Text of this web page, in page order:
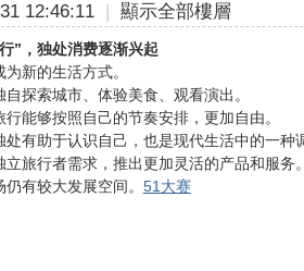
12:46:11 | 顯示全部樓層
”，独处消费逐渐兴起
新的生活方式。
探索城市、体验美食、观看演出。
能够按照自己的节奏安排，更加自由。
有助于认识自己，也是现代生活中的一种
旅行者需求，推出更加灵活的产品和服务。
有较大发展空间。 51大赛